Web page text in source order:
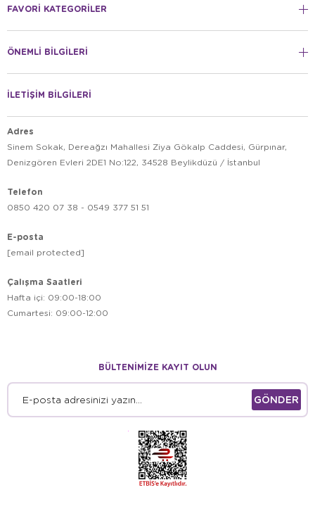
FAVORİ KATEGORİLER
ÖNEMLİ BİLGİLERİ
İLETİŞİM BİLGİLERİ
Adres
Sinem Sokak, Dereağzı Mahallesi Ziya Gökalp Caddesi, Gürpınar,
Denizgören Evleri 2DE1 No:122, 34528 Beylikdüzü / İstanbul
Telefon
0850 420 07 38 - 0549 377 51 51
E-posta
[email protected]
Çalışma Saatleri
Hafta içi: 09:00-18:00
Cumartesi: 09:00-12:00
BÜLTENİMİZE KAYIT OLUN
GÖNDER